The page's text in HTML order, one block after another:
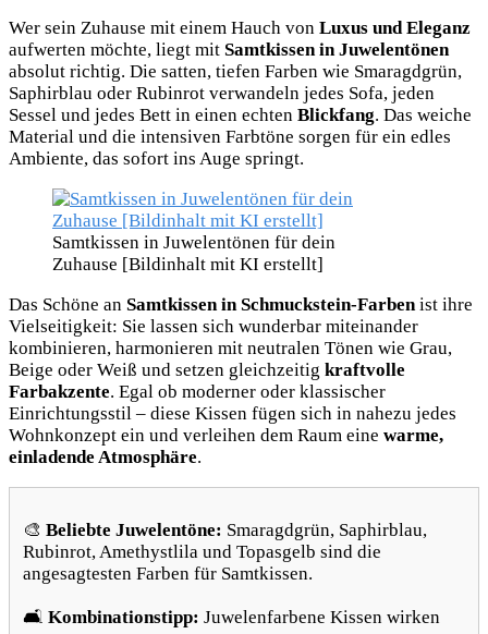
Wer sein Zuhause mit einem Hauch von Luxus und Eleganz
aufwerten möchte, liegt mit Samtkissen in Juwelentönen
absolut richtig. Die satten, tiefen Farben wie Smaragdgrün,
Saphirblau oder Rubinrot verwandeln jedes Sofa, jeden
Sessel und jedes Bett in einen echten Blickfang. Das weiche
Material und die intensiven Farbtöne sorgen für ein edles
Ambiente, das sofort ins Auge springt.
Samtkissen in Juwelentönen für dein
Zuhause [Bildinhalt mit KI erstellt]
Das Schöne an Samtkissen in Schmuckstein-Farbenist ihre
Vielseitigkeit: Sie lassen sich wunderbar miteinander
kombinieren, harmonieren mit neutralen Tönen wie Grau,
Beige oder Weiß und setzen gleichzeitig kraftvolle
Farbakzente. Egal ob moderner oder klassischer
Einrichtungsstil – diese Kissen fügen sich in nahezu jedes
Wohnkonzept ein und verleihen dem Raum eine warme,
einladende Atmosphäre.
🎨 Beliebte Juwelentöne: Smaragdgrün, Saphirblau,
Rubinrot, Amethystlila und Topasgelb sind die
angesagtesten Farben für Samtkissen.
🛋️ Kombinationstipp: Juwelenfarbene Kissen wirken